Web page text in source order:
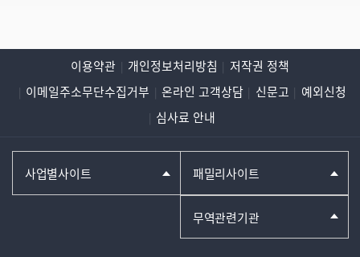
이용약관 개인정보처리방침
저작권 정책
이메일주소무단수집거부
온라인 고객상담 신문고
예외신청
심사료 안내
사업별사이트 패밀리사이트
무역관련기관